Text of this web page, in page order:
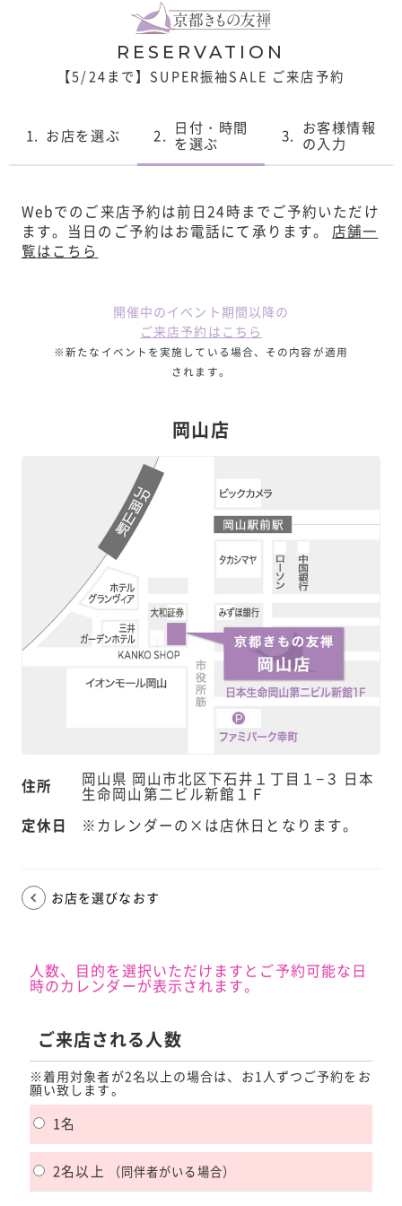
RESERVATION
【5/24まで】SUPER振袖SALE ご来店予約
1. お店を選ぶ 2. 日付・時間
を選ぶ 3. お客様情報
の入力
Webでのご来店予約は前日24時までご予約いただけ
ます。 当日のご予約はお電話にて承ります。 店舗一
覧はこちら
開催中のイベント期間以降の
ご来店予約はこちら
※新たなイベントを実施している場合、その内容が適用
されます。
岡山店
住所 岡山県 岡山市北区下石井１丁目１−３ 日本
生命岡山第二ビル新館１Ｆ
定休日
※カレンダーの×は店休日となります。
お店を選びなおす
人数、目的を選択いただけますとご予約可能な日
時のカレンダーが表示されます。
ご来店される人数
※着用対象者が2名以上の場合は、お1人ずつご予約をお
願い致します。
1名
2名以上 （同伴者がいる場合）